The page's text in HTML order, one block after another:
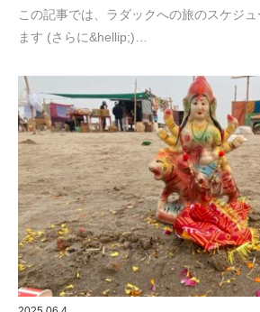
この記事では、ラダックへの旅のスケジ
ます (さらに&hellip;)…